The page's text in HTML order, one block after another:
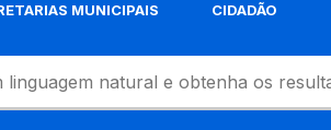
MUNICIPAIS CIDADÃO